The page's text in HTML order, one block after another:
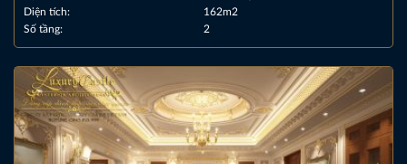
Diện tích:
162m2
Số tầng:
2